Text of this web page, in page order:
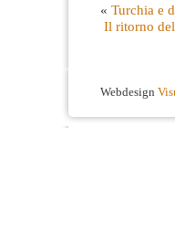
« Turchia e
Il ritorno
Webdesign